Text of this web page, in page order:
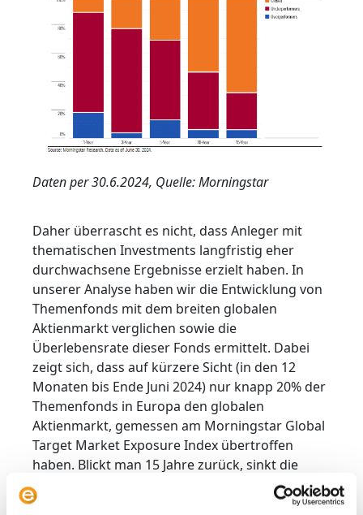
Daten per 30.6.2024, Quelle: Morningstar
Daher überrascht es nicht, dass Anleger mit
thematischen Investments langfristig eher
durchwachsene Ergebnisse erzielt haben. In
unserer Analyse haben wir die Entwicklung von
Themenfonds mit dem breiten globalen
Aktienmarkt verglichen sowie die
Überlebensrate dieser Fonds ermittelt. Dabei
zeigt sich, dass auf kürzere Sicht (in den 12
Monaten bis Ende Juni 2024) nur knapp 20% der
Themenfonds in Europa den globalen
Aktienmarkt, gemessen am Morningstar Global
Target Market Exposure Index übertroffen
haben. Blickt man 15 Jahre zurück, sinkt die
Erfolgsquote auf nur mehr 5%. Die obere Grafik
zeigt die Bilanz von Themenfonds über